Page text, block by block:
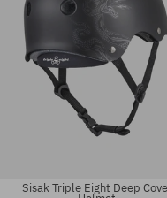
Sisak Triple Eight Deep